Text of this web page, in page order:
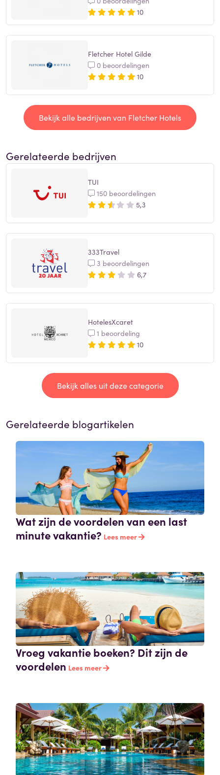
10
Fletcher Hotel Gilde
0 beoordelingen
10
Bekijk alle bedrijven van Fletcher Hotels
Gerelateerde bedrijven
TUI
150 beoordelingen
5,3
333Travel
3 beoordelingen
6,7
HotelesXcaret
1 beoordeling
10
Bekijk alles uit deze categorie
Gerelateerde blogartikelen
Wat zijn de voordelen van een last
minute vakantie? Lees meer
Vroeg vakantie boeken? Dit zijn de
voordelen Lees meer